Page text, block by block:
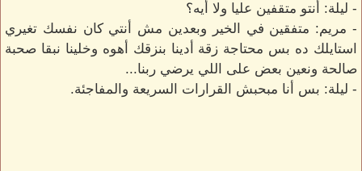
- ليلة: أنتو متقفين عليا ولا أيه؟
- مريم: متفقين في الخير وبعدين مش أنتي كان نفسك تغيري
استايلك ده بس محتاجة زقة أدينا بنزقك أهوه وخلينا نبقا صحبة
صالحة ونعين بعض على اللي يرضي ربنا...
- ليلة: بس أنا مبحبش القرارات السريعة والمفاجئة.